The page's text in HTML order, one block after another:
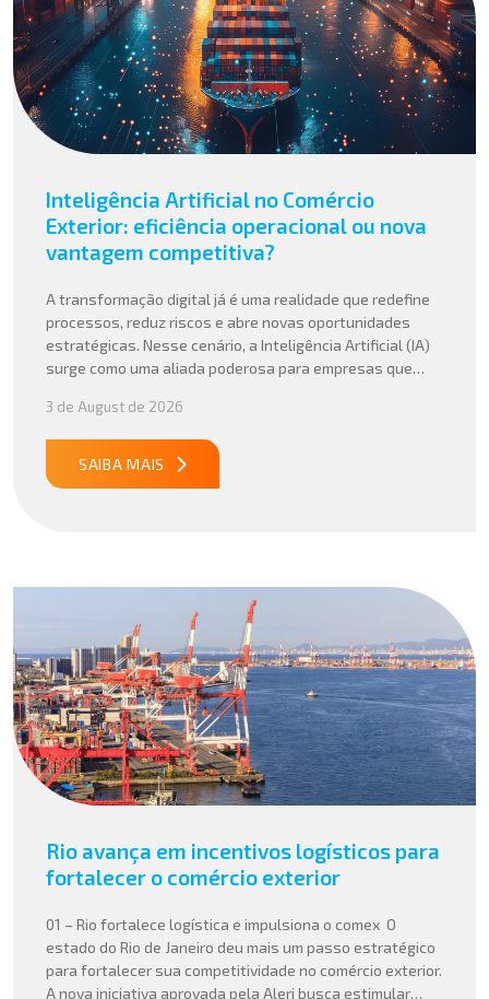
Inteligência Artificial no Comércio
Exterior: eficiência operacional ou nova
vantagem competitiva?
A transformação digital já é uma realidade que redefine
processos, reduz riscos e abre novas oportunidades
estratégicas. Nesse cenário, a Inteligência Artificial (IA)
surge como uma aliada poderosa para empresas que
suas operações internacionais. Mais do que automatizar
tarefas, a IA vem sendo aplicada para interpretar dados
complexos, […]
3 de August de 2026
SAIBA MAIS
Rio avança em incentivos logísticos para
fortalecer o comércio exterior
01 – Rio fortalece logística e impulsiona o comex O
estado do Rio de Janeiro deu mais um passo estratégico
para fortalecer sua competitividade no comércio exterior.
A nova iniciativa aprovada pela Alerj busca estimular